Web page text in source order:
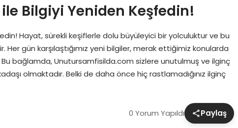
Bilgiyi Yeniden Keşfedin!
Hayat, sürekli keşiflerle dolu büyüleyici bir yolculuktur ve bu
gün karşılaştığımız yeni bilgiler, merak ettiğimiz konularda
bağlamda, Unutursamfisilda.com sizlere unutulmuş ve ilginç
olmaktadır. Belki de daha önce hiç rastlamadığınız ilginç
0 Yorum Yapıldı Paylaş